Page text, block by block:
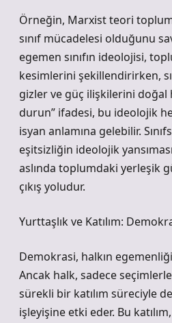
Örneğin, Marxist teori
sınıf mücadelesi olduğunu
egemen sınıfın ideolojisi,
kesimlerini şekillendirirken,
gizler ve güç ilişkilerini doğal
durun” ifadesi, bu ideolojik
isyan anlamına gelebilir.
eşitsizliğin ideolojik
aslında toplumdaki yerleşik
çıkış yoludur.
Yurttaşlık ve Katılım:
Demokrasi, halkın
Ancak halk, sadece
sürekli bir katılım süreciyle
işleyişine etki eder. Bu